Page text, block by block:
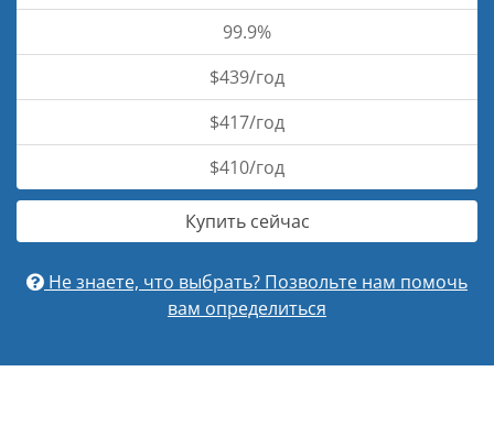
99.9%
$439/год
$417/год
$410/год
Купить сейчас
Не знаете, что выбрать? Позвольте нам помочь
вам определиться